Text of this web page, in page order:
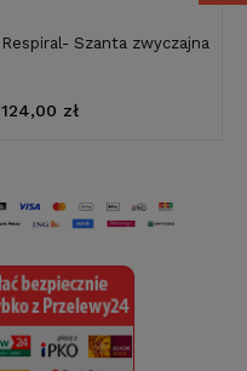
Respiral- Szanta zwyczajna
124,00 zł